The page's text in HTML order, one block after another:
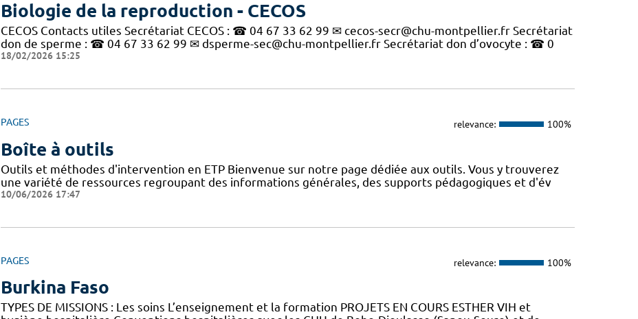
Biologie de la reproduction - CECOS
CECOS Contacts utiles Secrétariat CECOS : ☎ 04 67 33 62 99 ✉ cecos-secr@chu-montpellier.fr Secrétariat
don de sperme : ☎ 04 67 33 62 99 ✉ dsperme-sec@chu-montpellier.fr Secrétariat don d’ovocyte : ☎ 0
18/02/2026 15:25
PAGES relevance: 100%
Boîte à outils
Outils et méthodes d'intervention en ETP Bienvenue sur notre page dédiée aux outils. Vous y trouverez
une variété de ressources regroupant des informations générales, des supports pédagogiques et d'év
10/06/2026 17:47
PAGES relevance: 100%
Burkina Faso
TYPES DE MISSIONS : Les soins L’enseignement et la formation PROJETS EN COURS ESTHER VIH et